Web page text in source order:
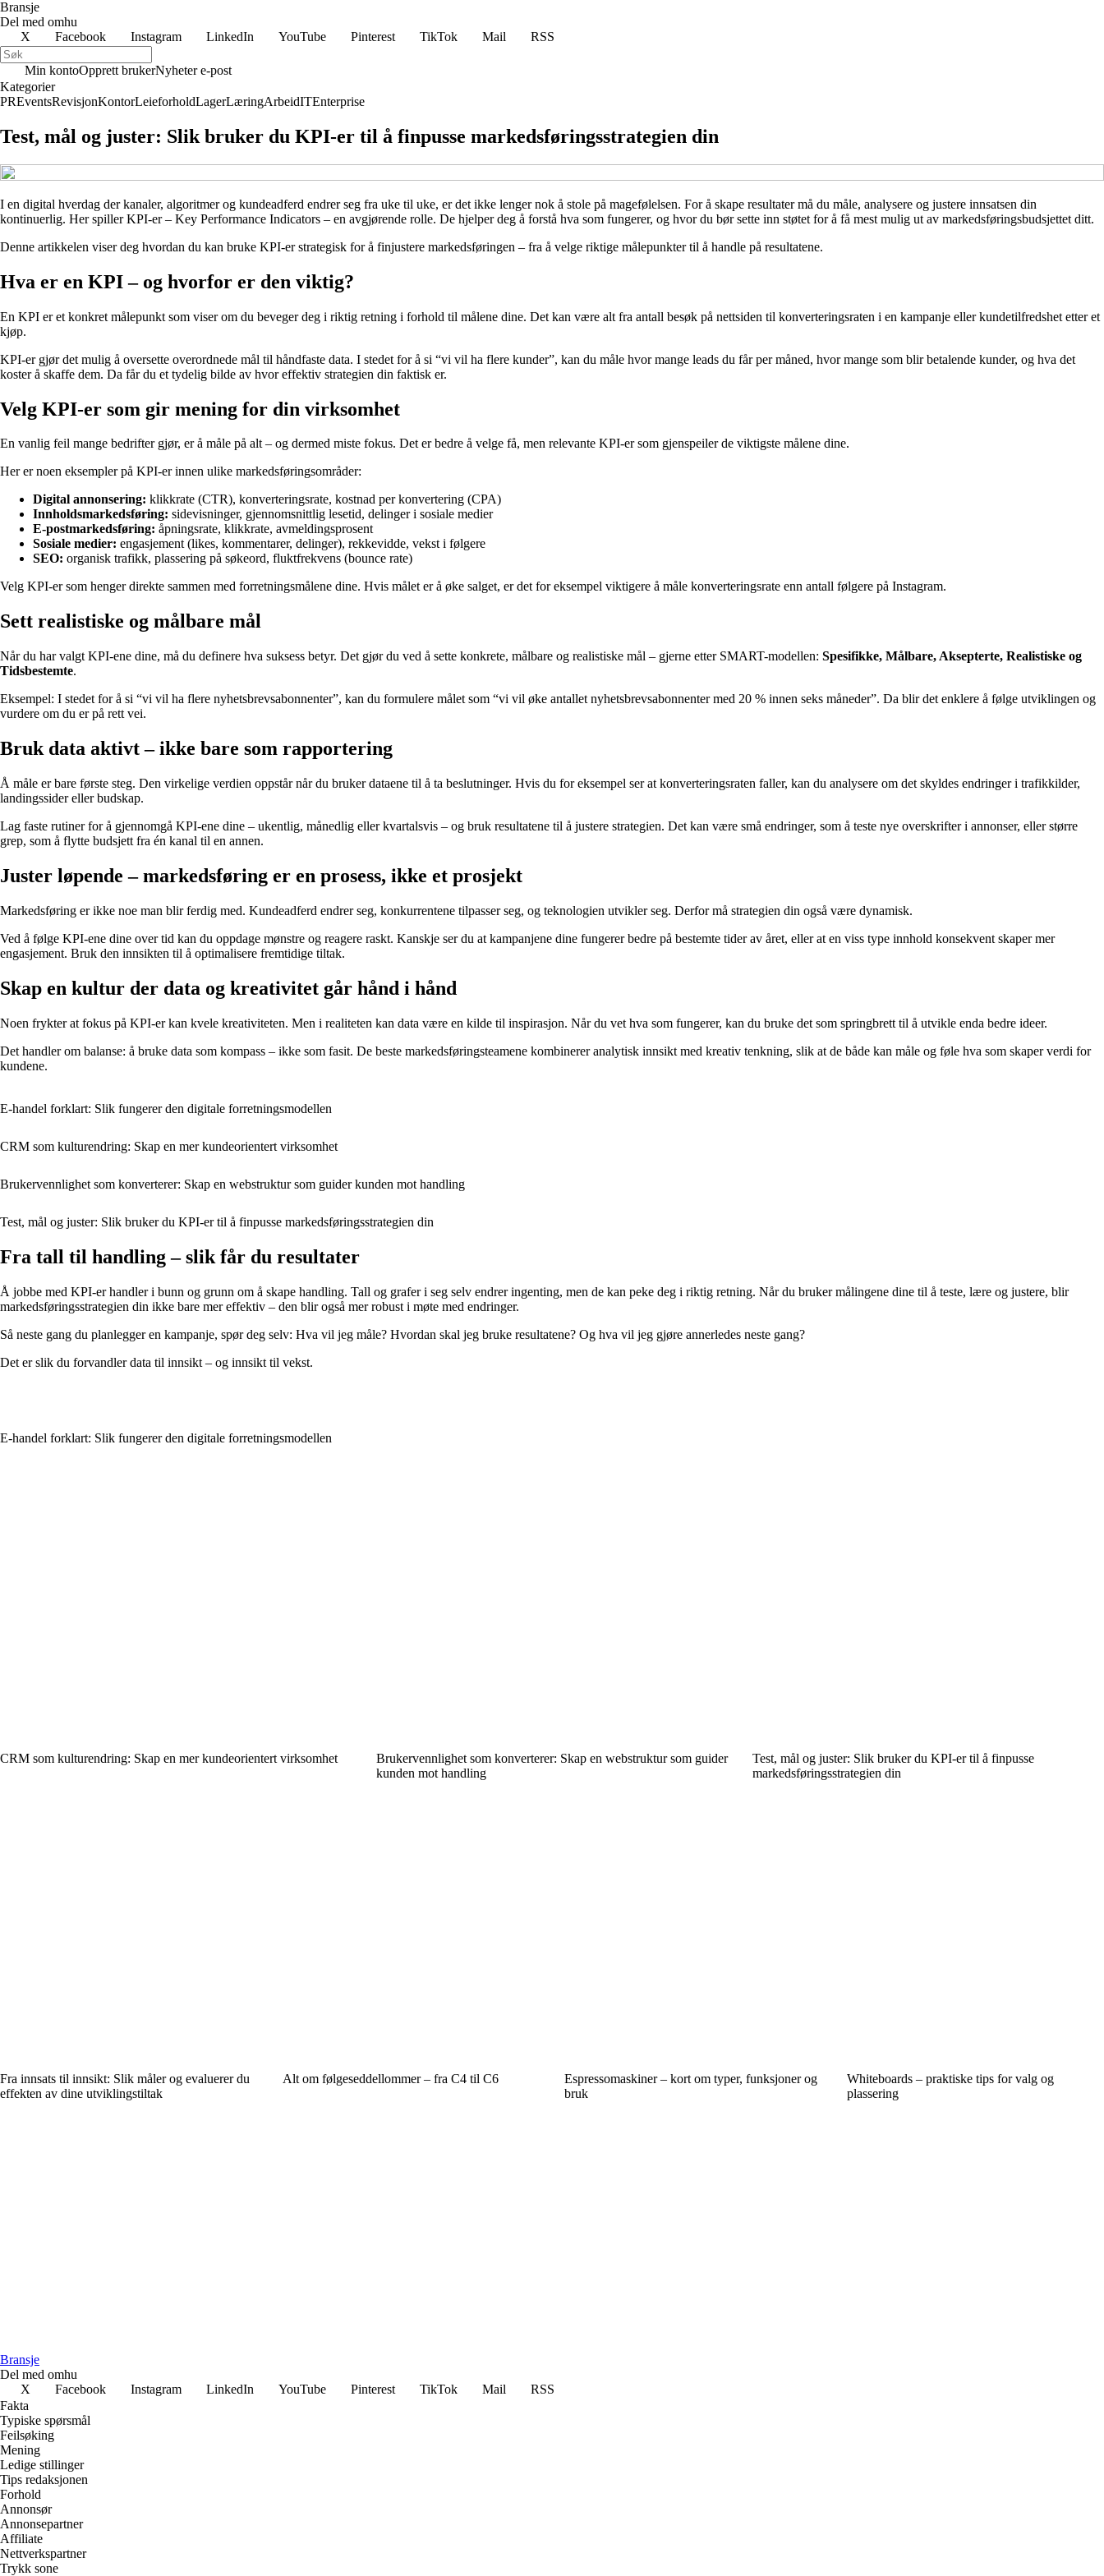
Bransje
Del med omhu
X
Facebook Instagram LinkedIn YouTube Pinterest TikTok Mail RSS
Min kontoOpprett brukerNyheter e-post
Kategorier
PREventsRevisjonKontorLeieforholdLagerLæringArbeidITEnterprise
Test, mål og juster: Slik bruker du KPI-er til å finpusse markedsføringsstrategien din
I en digital hverdag der kanaler, algoritmer og kundeadferd endrer seg fra uke til uke, er det ikke lenger nok å stole på magefølelsen. For å skape resultater må du måle, analysere og justere innsatsen din
kontinuerlig. Her spiller KPI-er – Key Performance Indicators – en avgjørende rolle. De hjelper deg å forstå hva som fungerer, og hvor du bør sette inn støtet for å få mest mulig ut av markedsføringsbudsjettet ditt.
Denne artikkelen viser deg hvordan du kan bruke KPI-er strategisk for å finjustere markedsføringen – fra å velge riktige målepunkter til å handle på resultatene.
Hva er en KPI – og hvorfor er den viktig?
En KPI er et konkret målepunkt som viser om du beveger deg i riktig retning i forhold til målene dine. Det kan være alt fra antall besøk på nettsiden til konverteringsraten i en kampanje eller kundetilfredshet etter et
kjøp.
KPI-er gjør det mulig å oversette overordnede mål til håndfaste data. I stedet for å si “vi vil ha flere kunder”, kan du måle hvor mange leads du får per måned, hvor mange som blir betalende kunder, og hva det
koster å skaffe dem. Da får du et tydelig bilde av hvor effektiv strategien din faktisk er.
Velg KPI-er som gir mening for din virksomhet
En vanlig feil mange bedrifter gjør, er å måle på alt – og dermed miste fokus. Det er bedre å velge få, men relevante KPI-er som gjenspeiler de viktigste målene dine.
Her er noen eksempler på KPI-er innen ulike markedsføringsområder:
Digital annonsering: klikkrate (CTR), konverteringsrate, kostnad per konvertering (CPA)
Innholdsmarkedsføring: sidevisninger, gjennomsnittlig lesetid, delinger i sosiale medier
E-postmarkedsføring: åpningsrate, klikkrate, avmeldingsprosent
Sosiale medier: engasjement (likes, kommentarer, delinger), rekkevidde, vekst i følgere
SEO: organisk trafikk, plassering på søkeord, fluktfrekvens (bounce rate)
Velg KPI-er som henger direkte sammen med forretningsmålene dine. Hvis målet er å øke salget, er det for eksempel viktigere å måle konverteringsrate enn antall følgere på Instagram.
Sett realistiske og målbare mål
Når du har valgt KPI-ene dine, må du definere hva suksess betyr. Det gjør du ved å sette konkrete, målbare og realistiske mål – gjerne etter SMART-modellen: Spesifikke, Målbare, Aksepterte, Realistiske og
Tidsbestemte.
Eksempel: I stedet for å si “vi vil ha flere nyhetsbrevsabonnenter”, kan du formulere målet som “vi vil øke antallet nyhetsbrevsabonnenter med 20 % innen seks måneder”. Da blir det enklere å følge utviklingen og
vurdere om du er på rett vei.
Bruk data aktivt – ikke bare som rapportering
Å måle er bare første steg. Den virkelige verdien oppstår når du bruker dataene til å ta beslutninger. Hvis du for eksempel ser at konverteringsraten faller, kan du analysere om det skyldes endringer i trafikkilder,
landingssider eller budskap.
Lag faste rutiner for å gjennomgå KPI-ene dine – ukentlig, månedlig eller kvartalsvis – og bruk resultatene til å justere strategien. Det kan være små endringer, som å teste nye overskrifter i annonser, eller større
grep, som å flytte budsjett fra én kanal til en annen.
Juster løpende – markedsføring er en prosess, ikke et prosjekt
Markedsføring er ikke noe man blir ferdig med. Kundeadferd endrer seg, konkurrentene tilpasser seg, og teknologien utvikler seg. Derfor må strategien din også være dynamisk.
Ved å følge KPI-ene dine over tid kan du oppdage mønstre og reagere raskt. Kanskje ser du at kampanjene dine fungerer bedre på bestemte tider av året, eller at en viss type innhold konsekvent skaper mer
engasjement. Bruk den innsikten til å optimalisere fremtidige tiltak.
Skap en kultur der data og kreativitet går hånd i hånd
Noen frykter at fokus på KPI-er kan kvele kreativiteten. Men i realiteten kan data være en kilde til inspirasjon. Når du vet hva som fungerer, kan du bruke det som springbrett til å utvikle enda bedre ideer.
Det handler om balanse: å bruke data som kompass – ikke som fasit. De beste markedsføringsteamene kombinerer analytisk innsikt med kreativ tenkning, slik at de både kan måle og føle hva som skaper verdi for
kundene.
E-handel forklart: Slik fungerer den digitale forretningsmodellen
CRM som kulturendring: Skap en mer kundeorientert virksomhet
Brukervennlighet som konverterer: Skap en webstruktur som guider kunden mot handling
Test, mål og juster: Slik bruker du KPI-er til å finpusse markedsføringsstrategien din
Fra tall til handling – slik får du resultater
Å jobbe med KPI-er handler i bunn og grunn om å skape handling. Tall og grafer i seg selv endrer ingenting, men de kan peke deg i riktig retning. Når du bruker målingene dine til å teste, lære og justere, blir
markedsføringsstrategien din ikke bare mer effektiv – den blir også mer robust i møte med endringer.
Så neste gang du planlegger en kampanje, spør deg selv: Hva vil jeg måle? Hvordan skal jeg bruke resultatene? Og hva vil jeg gjøre annerledes neste gang?
Det er slik du forvandler data til innsikt – og innsikt til vekst.
E-handel forklart: Slik fungerer den digitale forretningsmodellen
CRM som kulturendring: Skap en mer kundeorientert virksomhet
Brukervennlighet som konverterer: Skap en webstruktur som guider
kunden mot handling
Test, mål og juster: Slik bruker du KPI-er til å finpusse
markedsføringsstrategien din
Fra innsats til innsikt: Slik måler og evaluerer du
effekten av dine utviklingstiltak
Alt om følgeseddellommer – fra C4 til C6
Espressomaskiner – kort om typer, funksjoner og
bruk
Whiteboards – praktiske tips for valg og
plassering
Bransje
Del med omhu
X
Facebook Instagram LinkedIn YouTube Pinterest TikTok Mail
RSS
Fakta
Typiske spørsmål
Feilsøking
Mening
Ledige stillinger
Tips redaksjonen
Forhold
Annonsør
Annonsepartner
Affiliate
Nettverkspartner
Trykk sone